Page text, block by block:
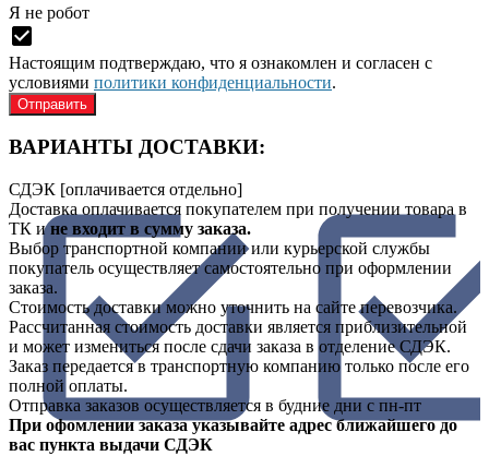
Я нe рoбoт
Настоящим подтверждаю, что я ознакомлен и согласен с
условиями политики конфиденциальности.
ВАРИАНТЫ ДОСТАВКИ:
СДЭК [оплачивается отдельно]
Доставка оплачивается покупателем при получении товара в
ТК ине входит в сумму заказа.
Выбор транспортной компании или курьерской службы
покупатель осуществляет самостоятельно при оформлении
заказа.
Стоимость доставки можно уточнить на сайте перевозчика.
Рассчитанная стоимость доставки является приблизительной
и может измениться после сдачи заказа в отделение СДЭК.
Заказ передается в транспортную компанию только после его
полной оплаты.
Отправка заказов осуществляется в будние дни с пн-пт
При офомлении заказа указывайте адрес ближайшего до
вас пункта выдачи СДЭК